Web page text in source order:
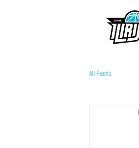
All Posts